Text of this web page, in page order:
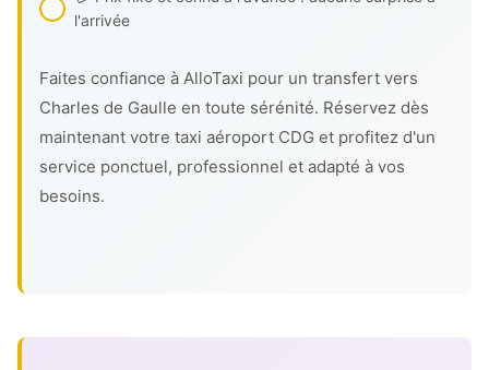
l'arrivée
Faites confiance à AlloTaxi pour un transfert vers
Charles de Gaulle en toute sérénité. Réservez dès
maintenant votre taxi aéroport CDG et profitez d'un
service ponctuel, professionnel et adapté à vos
besoins.